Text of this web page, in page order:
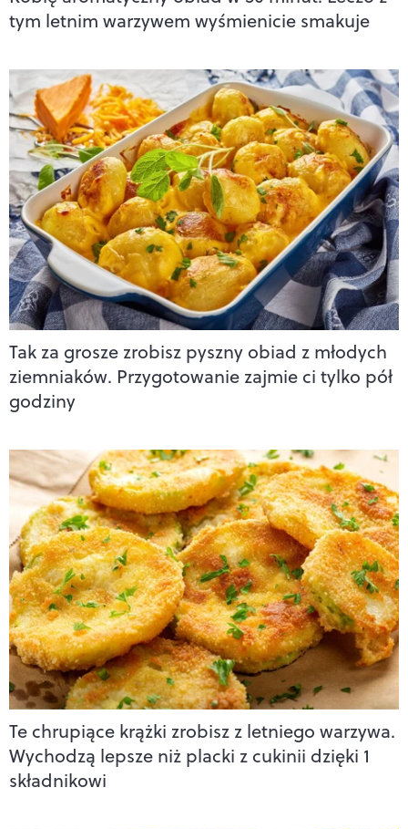
tym letnim warzywem wyśmienicie smakuje
Tak za grosze zrobisz pyszny obiad z młodych
ziemniaków. Przygotowanie zajmie ci tylko pół
godziny
Te chrupiące krążki zrobisz z letniego warzywa.
Wychodzą lepsze niż placki z cukinii dzięki 1
składnikowi